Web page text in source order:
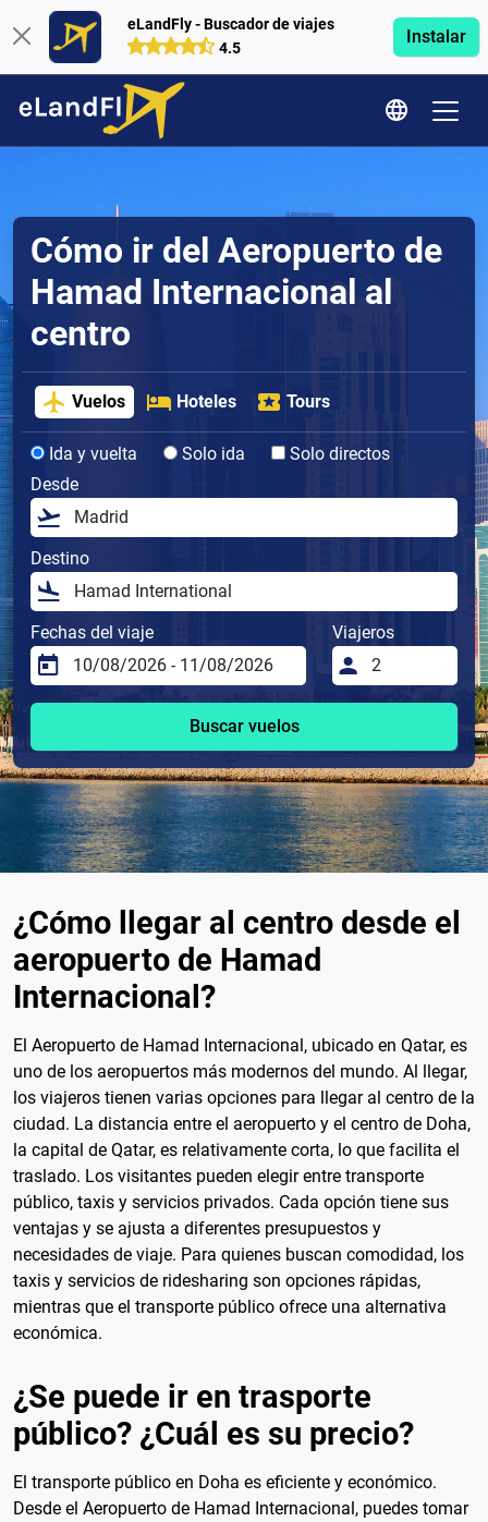
eLandFly - Buscador de viajes
4.5
Instalar
Cómo ir del Aeropuerto de
Hamad Internacional al
centro
Vuelos Hoteles Tours
Ida y vuelta Solo ida
Solo directos
Desde
Destino
Fechas del viaje Viajeros
Buscar vuelos
¿Cómo llegar al centro desde el
aeropuerto de Hamad
Internacional?
El Aeropuerto de Hamad Internacional, ubicado en Qatar, es
uno de los aeropuertos más modernos del mundo. Al llegar,
los viajeros tienen varias opciones para llegar al centro de la
ciudad. La distancia entre el aeropuerto y el centro de Doha,
la capital de Qatar, es relativamente corta, lo que facilita el
traslado. Los visitantes pueden elegir entre transporte
público, taxis y servicios privados. Cada opción tiene sus
ventajas y se ajusta a diferentes presupuestos y
necesidades de viaje. Para quienes buscan comodidad, los
taxis y servicios de ridesharing son opciones rápidas,
mientras que el transporte público ofrece una alternativa
económica.
¿Se puede ir en trasporte
público? ¿Cuál es su precio?
El transporte público en Doha es eficiente y económico.
Desde el Aeropuerto de Hamad Internacional, puedes tomar